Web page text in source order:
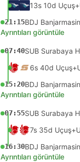
13s 10d
21:15BDJ
Ayrıntıları görüntüle
07:40SUB Surabaya
6s 40d
15:20BDJ
Ayrıntıları görüntüle
07:55SUB Surabaya
7s 35d
16:30BDJ
Ayrıntıları görüntüle